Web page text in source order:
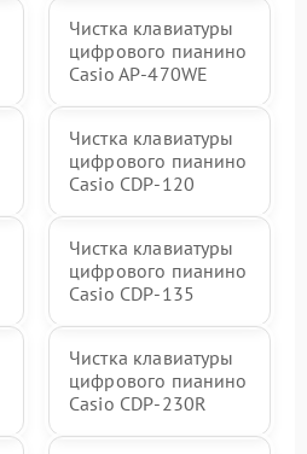
Чистка клавиатуры
цифрового пианино
Casio AP-470WE
Чистка клавиатуры
цифрового пианино
Casio CDP-120
Чистка клавиатуры
цифрового пианино
Casio CDP-135
Чистка клавиатуры
цифрового пианино
Casio CDP-230R